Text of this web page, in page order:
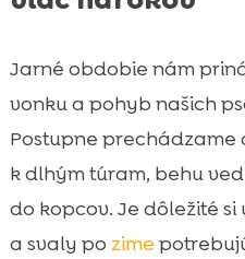
Jarné obdobie nám
vonku a pohyb našich
Postupne
k dlhým túram, behu
do kopcov. Je dôležité
a svaly po zime